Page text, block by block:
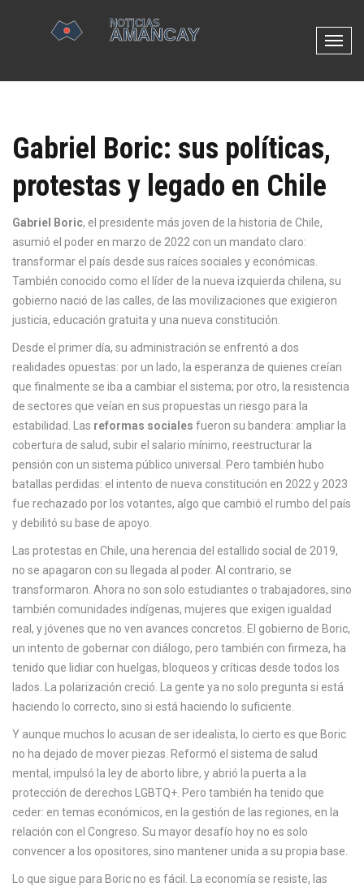
N
v
p
a
c
a
Gabriel Boric: sus políticas,
protestas y legado en Chile
Gabriel Boric, el presidente más joven de la historia de Chile,
asumió el poder en marzo de 2022 con un mandato claro:
transformar el país desde sus raíces sociales y económicas
También conocido como el líder de la nueva izquierda chilena, su
gobierno nació de las calles, de las movilizaciones que exigieron
justicia, educación gratuita y una nueva constitución.
Desde el primer día, su administración se enfrentó a dos
realidades opuestas: por un lado, la esperanza de quienes creían
que finalmente se iba a cambiar el sistema; por otro, la resistencia
de sectores que veían en sus propuestas un riesgo para la
estabilidad. Las reformas sociales fueron su bandera: ampliar la
cobertura de salud, subir el salario mínimo, reestructurar la
pensión con un sistema público universal. Pero también hubo
batallas perdidas: el intento de nueva constitución en 2022 y 2023
fue rechazado por los votantes, algo que cambió el rumbo del país
y debilitó su base de apoyo.
Las protestas en Chile, una herencia del estallido social de 2019,
no se apagaron con su llegada al poder. Al contrario, se
transformaron. Ahora no son solo estudiantes o trabajadores, sino
también comunidades indígenas, mujeres que exigen igualdad
real, y jóvenes que no ven avances concretos. El gobierno de Boric,
un intento de gobernar con diálogo, pero también con firmeza, ha
tenido que lidiar con huelgas, bloqueos y críticas desde todos los
lados. La polarización creció. La gente ya no solo pregunta si está
haciendo lo correcto, sino si está haciendo lo suficiente.
Y aunque muchos lo acusan de ser idealista, lo cierto es que Boric
no ha dejado de mover piezas. Reformó el sistema de salud
mental, impulsó la ley de aborto libre, y abrió la puerta a la
protección de derechos LGBTQ+. Pero también ha tenido que
ceder: en temas económicos, en la gestión de las regiones, en la
relación con el Congreso. Su mayor desafío hoy no es solo
convencer a los opositores, sino mantener unida a su propia base.
Lo que sigue para Boric no es fácil. La economía se resiste, las